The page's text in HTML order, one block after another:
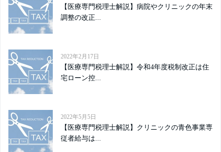
【医療専門税理士解説】病院やクリニックの年末
調整の改正...
2022年2月17日
【医療専門税理士解説】令和4年度税制改正は住
宅ローン控...
2022年5月5日
【医療専門税理士解説】クリニックの青色事業専
従者給与は...